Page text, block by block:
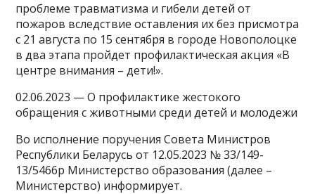
проблеме травматизма и гибели детей от
пожаров вследствие оставления их без присмотра
с 21 августа по 15 сентября в городе Новополоцке
в два этапа пройдет профилактическая акция «В
центре внимания – дети!».
02.06.2023 — О профилактике жестокого
обращения с животными среди детей и молодежи
Во исполнение поручения Совета Министров
Республики Беларусь от 12.05.2023 № 33/149-
13/5466р Министерство образования (далее –
Министерство) информирует.